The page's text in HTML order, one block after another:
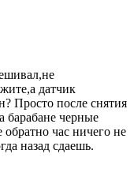
датчик
Просто после снятия
барабане черные
час ничего не
назад сдаешь.